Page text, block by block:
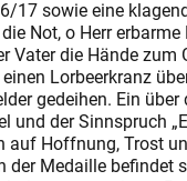
17 sowie eine
Not, o Herr erbarme
Vater die Hände zum
Lorbeerkranz
gedeihen. Ein über
und der Sinnspruch
auf Hoffnung, Trost
der Medaille befindet